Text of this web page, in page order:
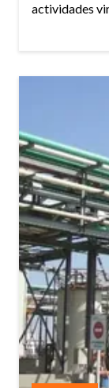
actividades